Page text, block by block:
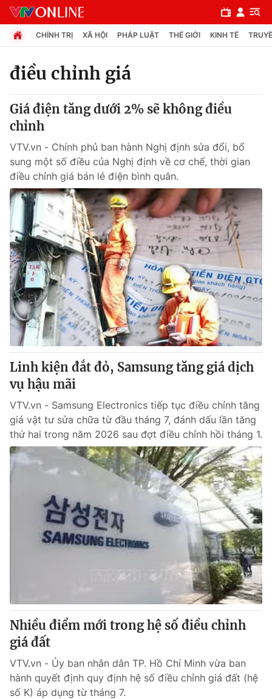
Chuyên mục
Chính trị
Xã hội
Pháp luật
Y tế
Thế giới
Tin tức
Thế giới đó đây
Câu chuyện quốc tế
Kinh tế
Tài chính
Thị trường
Góc doanh nghiệp
Dữ liệu và đời sống
Truyền hình
Phim VTV
Hậu trường
Nhân vật
Khán giả
Giải trí
Điện ảnh
Âm nhạc
Đời sống
Du lịch
Chất lượng cuộc sống
Giáo dục
Tuyển sinh
Học trực tuyến
Công nghệ
Hitech Công nghệ tương lai
Tư vấn
Giao lưu trực tuyến
Chuyên mục khác
Emagazine
Photo Infographic
CHÍNH TRỊ XÃ HỘI PHÁP LUẬT THẾ GIỚI KINH TẾ
điều chỉnh giá
Giá điện tăng dưới 2% sẽ không điều
chỉnh
VTV.vn - Chính phủ ban hành Nghị định sửa đổi, bổ
sung một số điều của Nghị định về cơ chế, thời gian
điều chỉnh giá bán lẻ điện bình quân.
Linh kiện đắt đỏ, Samsung tăng giá dịch
vụ hậu mãi
VTV.vn - Samsung Electronics tiếp tục điều chỉnh tăng
giá vật tư sửa chữa từ đầu tháng 7, đánh dấu lần tăng
thứ hai trong năm 2026 sau đợt điều chỉnh hồi tháng 1.
Nhiều điểm mới trong hệ số điều chỉnh
giá đất
VTV.vn - Ủy ban nhân dân TP. Hồ Chí Minh vừa ban
hành quyết định quy định hệ số điều chỉnh giá đất (hệ
số K) áp dụng từ tháng 7.